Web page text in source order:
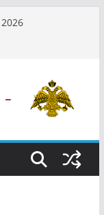
νέο κόμμα
Μαξίμου σε
έμεινε σε κώμα
τσιμπουριού!